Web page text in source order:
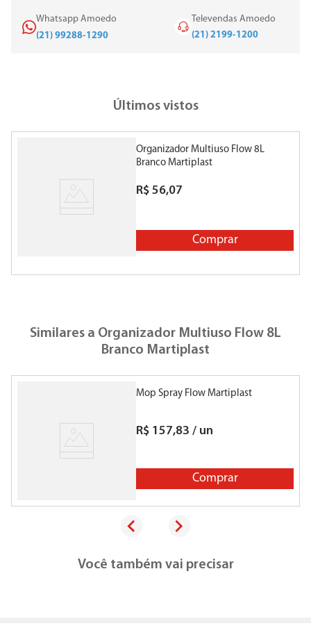
Whatsapp Amoedo
(21) 99288-1290
Televendas Amoedo
(21) 2199-1200
Últimos vistos
Organizador Multiuso Flow 8L
Branco Martiplast
R$ 56,07
Comprar
Similares a Organizador Multiuso Flow 8L
Branco Martiplast
Mop Spray Flow Martiplast
R$ 157,83 / un
Comprar
Você também vai precisar